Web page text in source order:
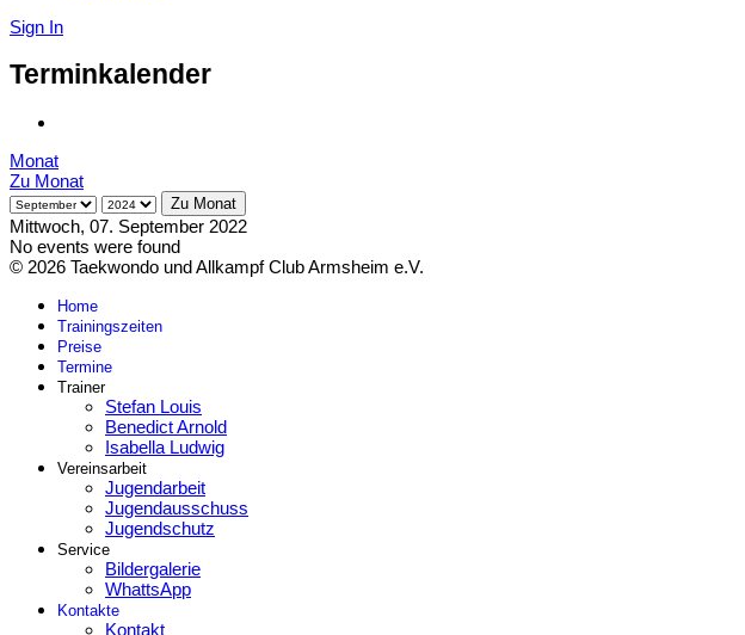
Sign In
Terminkalender
Monat
Zu Monat
Zu Monat
Mittwoch, 07. September 2022
No events were found
© 2026 Taekwondo und Allkampf Club Armsheim e.V.
Home
Trainingszeiten
Preise
Termine
Trainer
Stefan Louis
Benedict Arnold
Isabella Ludwig
Vereinsarbeit
Jugendarbeit
Jugendausschuss
Jugendschutz
Service
Bildergalerie
WhattsApp
Kontakte
Kontakt